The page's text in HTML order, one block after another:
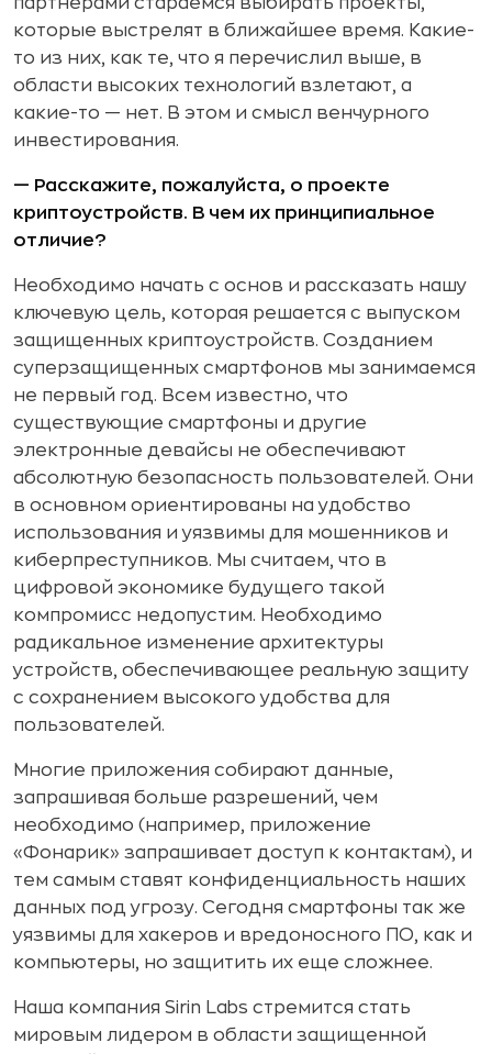
которые выстрелят в ближайшее время. Какие-
то из них, как те, что я перечислил выше, в
области высоких технологий взлетают, а
какие-то — нет. В этом и смысл венчурного
инвестирования.
— Расскажите, пожалуйста, о проекте
криптоустройств. В чем их принципиальное
отличие?
Необходимо начать с основ и рассказать нашу
ключевую цель, которая решается с выпуском
защищенных криптоустройств. Созданием
суперзащищенных смартфонов мы занимаемся
не первый год. Всем известно, что
существующие смартфоны и другие
электронные девайсы не обеспечивают
абсолютную безопасность пользователей. Они
в основном ориентированы на удобство
использования и уязвимы для мошенников и
киберпреступников. Мы считаем, что в
цифровой экономике будущего такой
компромисс недопустим. Необходимо
радикальное изменение архитектуры
устройств, обеспечивающее реальную защиту
с сохранением высокого удобства для
пользователей.
Многие приложения собирают данные,
запрашивая больше разрешений, чем
необходимо (например, приложение
«Фонарик» запрашивает доступ к контактам), и
тем самым ставят конфиденциальность наших
данных под угрозу. Сегодня смартфоны так же
уязвимы для хакеров и вредоносного ПО, как и
компьютеры, но защитить их еще сложнее.
Наша компания Sirin Labs стремится стать
мировым лидером в области защищенной